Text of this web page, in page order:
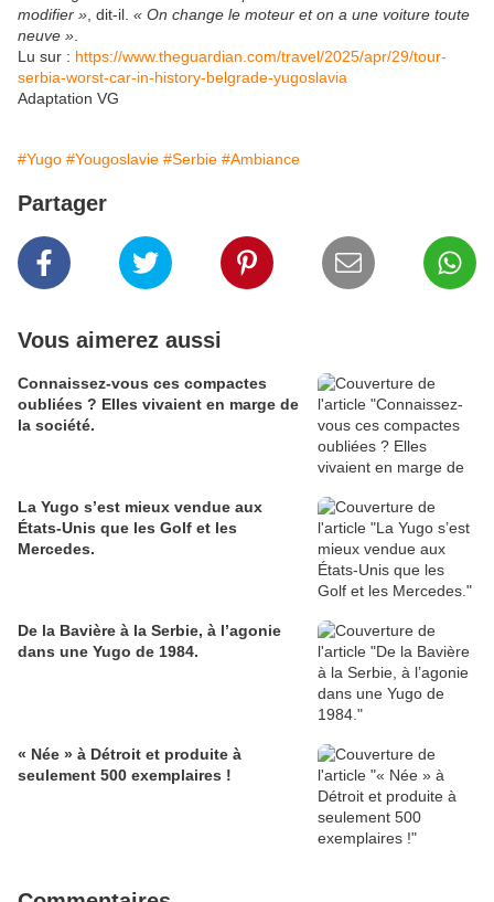
modifier » , dit-il. « On change le moteur et on a une voiture toute
neuve »
Lu sur : https://www.theguardian.com/travel/2025/apr/29/tour-
serbia-worst-car-in-history-belgrade-yugoslavia
Adaptation VG
#Yugo #Yougoslavie #Serbie #Ambiance
Partager
Vous aimerez aussi
Connaissez-vous ces compactes
oubliées ? Elles vivaient en marge de
la société.
La Yugo s’est mieux vendue aux
États-Unis que les Golf et les
Mercedes.
De la Bavière à la Serbie, à l’agonie
dans une Yugo de 1984.
« Née » à Détroit et produite à
seulement 500 exemplaires !